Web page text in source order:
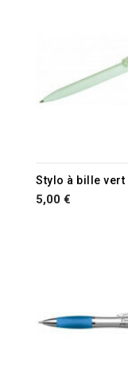
5,00 €